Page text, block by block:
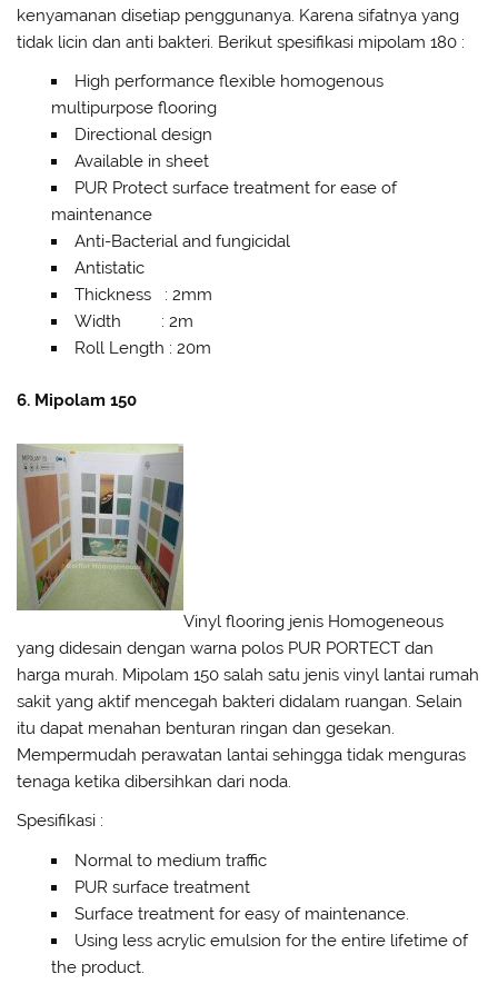
kenyamanan disetiap penggunanya. Karena sifatnya yang
tidak licin dan anti bakteri. Berikut spesifikasi mipolam 180 :
High performance flexible homogenous
multipurpose flooring
Directional design
Available in sheet
PUR Protect surface treatment for ease of
maintenance
Anti-Bacterial and fungicidal
Antistatic
Thickness : 2mm
Width : 2m
Roll Length : 20m
6. Mipolam 150
Vinyl flooring jenis Homogeneous
yang didesain dengan warna polos PUR PORTECT dan
harga murah. Mipolam 150 salah satu jenis vinyl lantai rumah
sakit yang aktif mencegah bakteri didalam ruangan. Selain
itu dapat menahan benturan ringan dan gesekan.
Mempermudah perawatan lantai sehingga tidak menguras
tenaga ketika dibersihkan dari noda.
Spesifikasi :
Normal to medium traffic
PUR surface treatment
Surface treatment for easy of maintenance.
Using less acrylic emulsion for the entire lifetime of
the product.